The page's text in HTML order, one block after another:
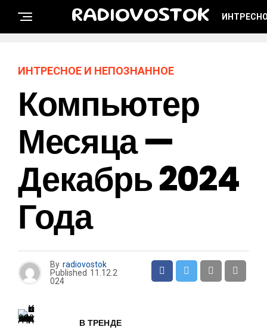
RADIOVOSTOK
ИНТРЕСНОЕ И НЕПОЗНАННОЕ
Компьютер
Месяца —
Декабрь 2024
Года
By radiovostok
Published 11.12.2
024
В ТРЕНДЕ